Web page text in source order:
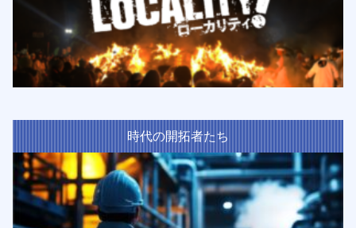
時代の開拓者たち